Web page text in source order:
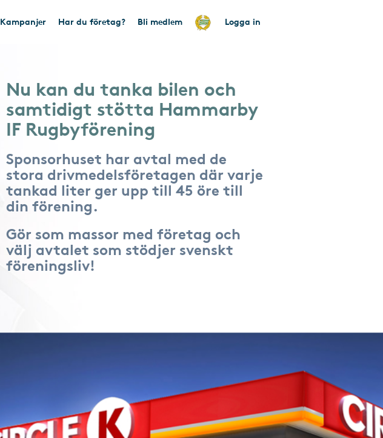
Kampanjer Har du företag? Bli medlem Logga in
Nu kan du tanka bilen och
samtidigt stötta Hammarby
IF Rugbyförening
Sponsorhuset har avtal med de
stora drivmedelsföretagen där varje
tankad liter ger upp till 45 öre till
din förening.
Gör som massor med företag och
välj avtalet som stödjer svenskt
föreningsliv!